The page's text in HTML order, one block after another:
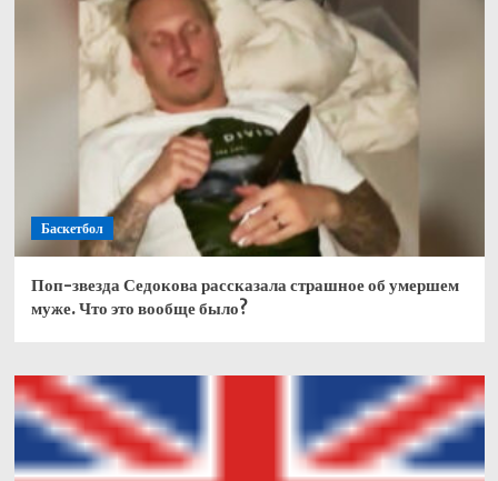
Баскетбол
Поп-звезда Седокова рассказала страшное об умершем
муже. Что это вообще было?